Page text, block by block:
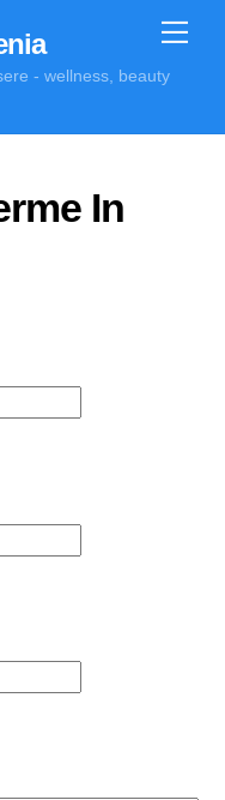
- wellness, beauty
In